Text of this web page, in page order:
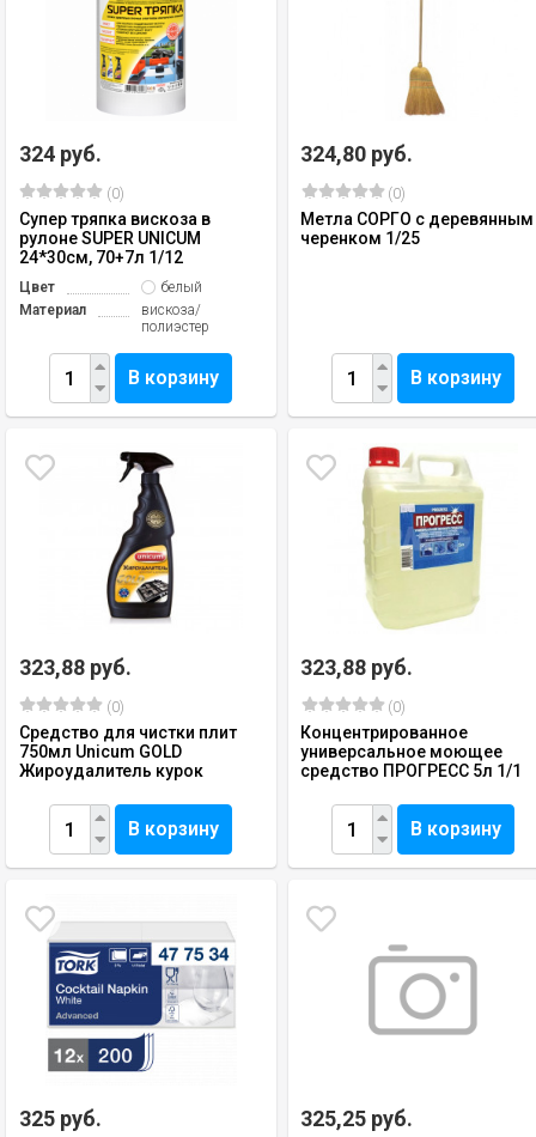
324 руб.
(0)
Супер тряпка вискоза в
рулоне SUPER UNICUM
24*30см, 70+7л 1/12
Цвет
белый
Материал
вискоза/
полиэстер
В корзину
324,80 руб.
(0)
Метла СОРГО с деревянным
черенком 1/25
В корзину
323,88 руб.
(0)
Средство для чистки плит
750мл Unicum GOLD
Жироудалитель курок
В корзину
323,88 руб.
(0)
Концентрированное
универсальное моющее
средство ПРОГРЕСС 5л 1/1
В корзину
325 руб. 325,25 руб.